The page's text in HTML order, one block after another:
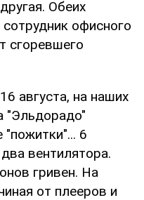
Обеих
офисного
сгоревшего
августа, на наших
"Эльдорадо"
6
вентилятора.
гривен. На
от плееров и